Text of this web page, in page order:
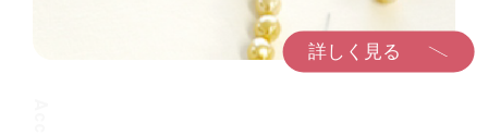
詳しく見る